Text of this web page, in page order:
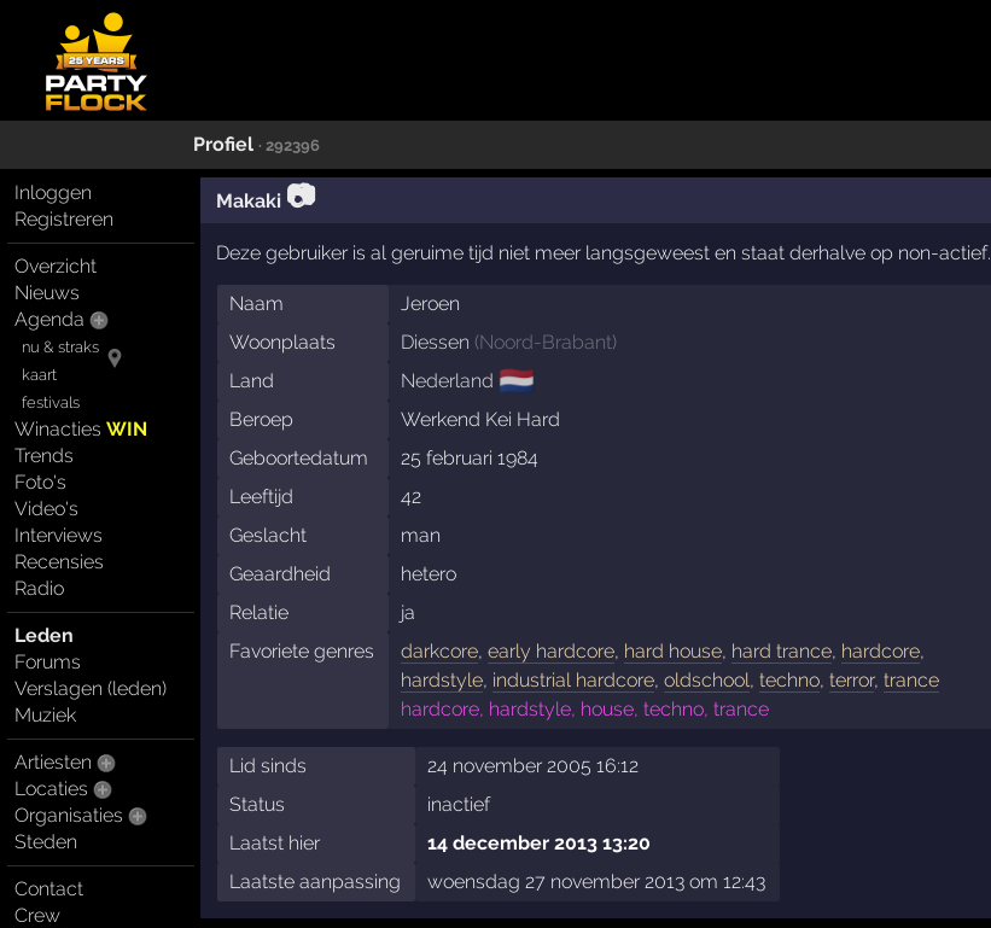
Profiel · 292396
Inloggen
Registreren
Overzicht
Nieuws
Agenda
nu & straks
kaart
festivals
WinactiesWIN
Trends
Foto's
Video's
Interviews
Recensies
Radio
Leden
Forums
Verslagen (leden)
Muziek
Artiesten
Locaties
Organisaties
Steden
Contact
Crew
Makaki 📷
Deze gebruiker is al geruime tijd niet meer langsgeweest en staat derhalve op non-actief.
Naam
Jeroen
Woonplaats
Diessen (Noord-Brabant)
Land
Nederland 🇳🇱
Beroep
Werkend Kei Hard
Geboortedatum
25 februari 1984
Leeftijd
42
Geslacht
man
Geaardheid
hetero
Relatie
ja
Favoriete genres
darkcore,early hardcore, hard house, hard trance, hardcore,
hardstyle, industrial hardcore,oldschool,techno,terror,trance
hardcore, hardstyle, house, techno, trance
Lid sinds
24 november 2005 16:12
Status
inactief
Laatst hier
14 december 2013 13:20
Laatste aanpassing
woensdag 27 november 2013 om 12:43